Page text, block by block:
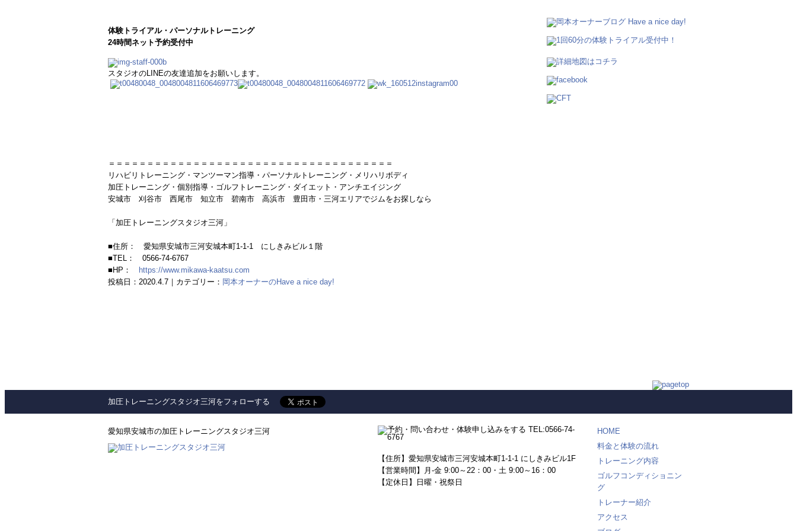
体験トライアル・パーソナルトレーニング
24時間ネット予約受付中
スタジオのLINEの友達追加をお願いします。
＝＝＝＝＝＝＝＝＝＝＝＝＝＝＝＝＝＝＝＝＝＝＝＝＝＝＝＝＝＝＝＝＝＝＝＝＝
リハビリトレーニング・マンツーマン指導・パーソナルトレーニング・メリハリボディ
加圧トレーニング・個別指導・ゴルフトレーニング・ダイエット・アンチエイジング
安城市 刈谷市 西尾市 知立市 碧南市 高浜市 豊田市・三河エリアでジムをお探しなら
「加圧トレーニングスタジオ三河」
■住所： 愛知県安城市三河安城本町1-1-1 にしきみビル１階
■TEL： 0566-74-6767
■HP：
https://www.mikawa-kaatsu.com
投稿日：2020.4.7｜カテゴリー： 岡本オーナーのHave a nice day!
加圧トレーニングスタジオ三河をフォローする
愛知県安城市の加圧トレーニングスタジオ三河
【住所】愛知県安城市三河安城本町1-1-1 にしきみビル1F
【営業時間】月-金 9:00～22：00・土 9:00～16：00
【定休日】日曜・祝祭日
HOME
料金と体験の流れ
トレーニング内容
ゴルフコンディショニン
グ
トレーナー紹介
アクセス